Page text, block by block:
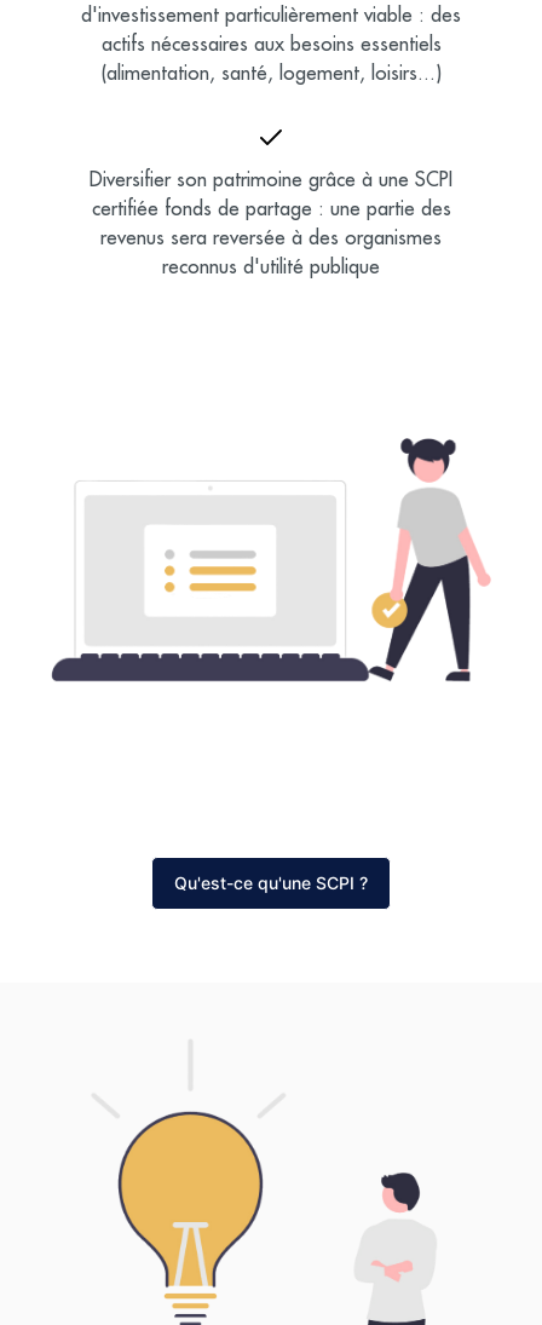
d'investissement particulièrement viable : des
actifs nécessaires aux besoins essentiels
(alimentation, santé, logement, loisirs...)
Diversifier son patrimoine grâce à une SCPI
certifiée fonds de partage : une partie des
revenus sera reversée à des organismes
reconnus d'utilité publique
Qu'est-ce qu'une SCPI ?